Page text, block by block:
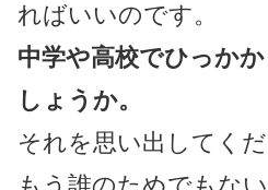
ればいいのです。
中学や高校でひっか
しょうか。
それを思い出してくだ